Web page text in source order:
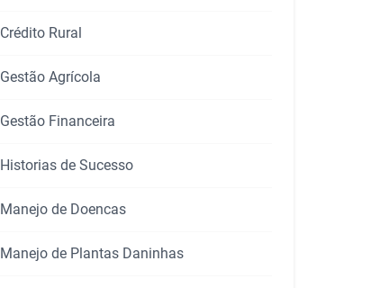
Crédito Rural
Gestão Agrícola
Gestão Financeira
Historias de Sucesso
Manejo de Doencas
Manejo de Plantas Daninhas